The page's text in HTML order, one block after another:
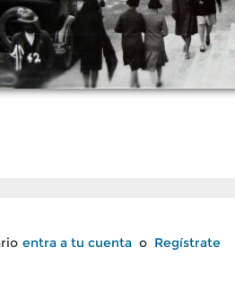
entra a tu cuenta o Regístrate